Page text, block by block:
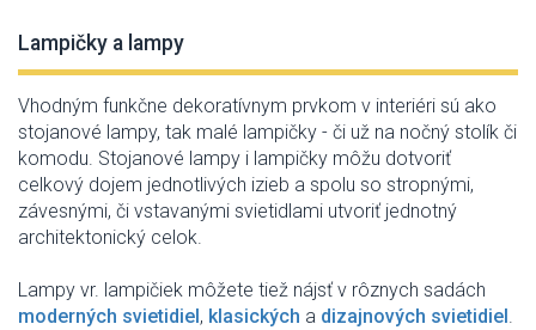
Lampičky a lampy
Vhodným funkčne dekoratívnym prvkom v interiéri sú ako
stojanové lampy, tak malé lampičky - či už na nočný stolík či
komodu. Stojanové lampy i lampičky môžu dotvoriť
celkový dojem jednotlivých izieb a spolu so stropnými,
závesnými, či vstavanými svietidlami utvoriť jednotný
architektonický celok.
Lampy vr. lampičiek môžete tiež nájsť v rôznych sadách
moderných svietidiel, klasických a dizajnových svietidiel.